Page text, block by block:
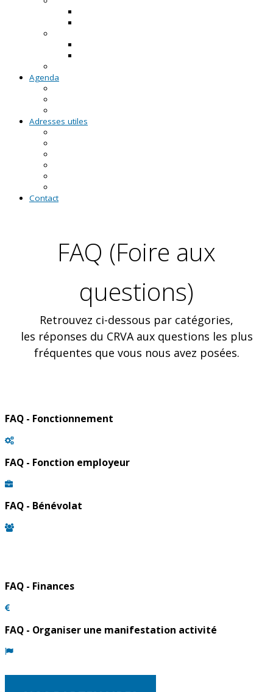
Agenda
Adresses utiles
Contact
FAQ (Foire aux
questions)
Retrouvez ci-dessous par catégories,
les réponses du CRVA aux questions les plus
fréquentes que vous nous avez posées.
FAQ - Fonctionnement
FAQ - Fonction employeur
FAQ - Bénévolat
FAQ - Finances
FAQ - Organiser une manifestation activité